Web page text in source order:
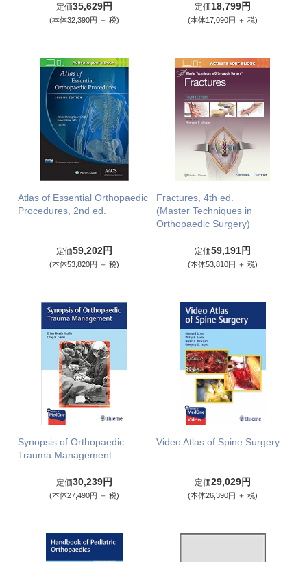
定価35,629円
(本体32,390円 ＋ 税)
定価18,799円
(本体17,090円 ＋ 税)
Atlas of Essential Orthopaedic
Procedures, 2nd ed.
定価59,202円
(本体53,820円 ＋ 税)
Fractures, 4th ed.
(Master Techniques in
Orthopaedic Surgery)
定価59,191円
(本体53,810円 ＋ 税)
Synopsis of Orthopaedic
Trauma Management
定価30,239円
(本体27,490円 ＋ 税)
Video Atlas of Spine Surgery
定価29,029円
(本体26,390円 ＋ 税)